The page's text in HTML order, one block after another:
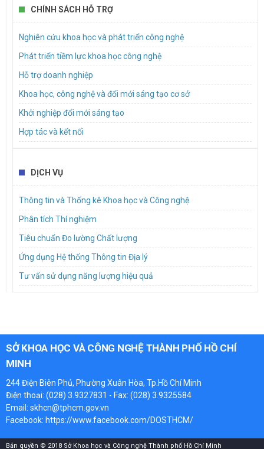
điện tử
động đổi mới sáng tạo cho doanh nghiệp khởi nghiệp sáng tạo,
doanh nghiệp nhỏ và vừa trên địa bàn Thành phố
CHÍNH SÁCH HỖ TRỢ
Nghiên cứu khoa học và phát triển công nghệ
Phát triển tiềm lực khoa học công nghệ
Hỗ trợ doanh nghiệp
Khoa học, công nghệ và đổi mới sáng tạo cơ sở
Khởi nghiệp đổi mới sáng tạo
Hợp tác và kết nối
DỊCH VỤ
Thông tin và Thống kê Khoa học và Công nghệ
Phân tích Thí nghiệm
Tiêu chuẩn Đo lường Chất lượng
Ứng dụng Hệ thống Thông tin Địa lý
Tư vấn sử dụng năng lượng hiệu quả
SỞ KHOA HỌC VÀ CÔNG NGHỆ THÀNH PHỐ HỒ CHÍ
MINH
244 Điện Biên Phủ, Phường Xuân Hòa, Tp.Hồ Chí Minh
Điện thoại: (028) 3.9327831 - Fax: (028) 3.9325584
Email: skhcn@tphcm.gov.vn
Facebook: https://www.facebook.com/DOSTHCM/
Bản quyền © 2018 Sở Khoa học và Công nghệ Thành phố Hồ Chí Minh